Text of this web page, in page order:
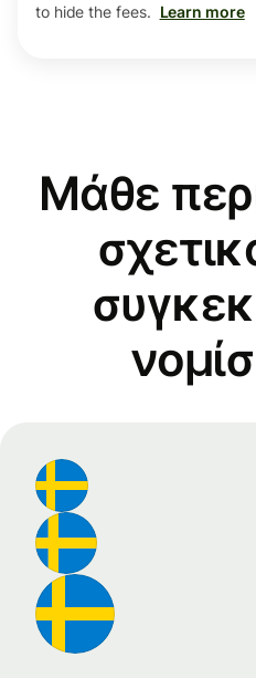
to hide the fees. Learn more
Μάθε